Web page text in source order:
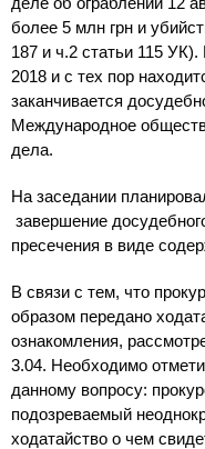
более 5 млн грн и
187 и ч.2 статьи 115
2018 и с тех пор
заканчивается
Международное
дела.
На заседании
завершение
пресечения в виде
В связи с тем, что
образом передано
ознакомления,
3.04. Необходимо
данному вопросу:
подозреваемый
ходатайство о чем